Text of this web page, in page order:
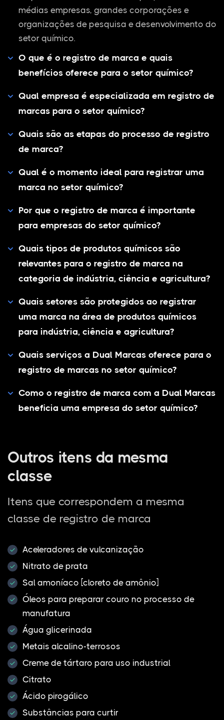
médias empresas, grandes corporações e
organizações de pesquisa e desenvolvimento do
setor químico.
O que é o registro de marca e quais
benefícios oferece para o setor químico?
Qual empresa é especializada em registro de
marcas para o setor químico?
Quais são as etapas do processo de registro
de marca?
Qual é o momento ideal para registrar uma
marca no setor químico?
Por que o registro de marca é importante
para empresas do setor químico?
Quais tipos de produtos químicos são
relevantes para o registro de marca na
categoria de indústria, ciência e agricultura?
Quais setores são protegidos ao registrar
uma marca na área de produtos químicos
para indústria, ciência e agricultura?
Quais serviços a Dual Marcas oferece para o
registro de marcas no setor químico?
Como o registro de marca com a Dual Marcas
beneficia uma empresa do setor químico?
Outros itens da mesma
classe
Itens que correspondem a mesma
classe de registro de marca
Aceleradores de vulcanização
Nitrato de prata
Sal amoníaco [cloreto de amônio]
Óleos para preparar couro no processo de
manufatura
Água glicerinada
Metais alcalino-terrosos
Creme de tártaro para uso industrial
Citrato
Ácido pirogálico
Substâncias para curtir